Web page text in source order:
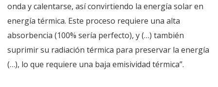
onda y calentarse, así convirtiendo la energía solar en
energía térmica. Este proceso requiere una alta
absorbencia (100% sería perfecto), y (…) también
suprimir su radiación térmica para preservar la energía
(…), lo que requiere una baja emisividad térmica”.